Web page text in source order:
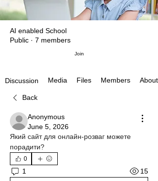
AI enabled School
Public · 7 members
Join
Discussion Media Files Members About
Back
Anonymous
June 5, 2026
Який сайт для онлайн-розваг можете
порадити?
0
1 15